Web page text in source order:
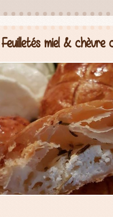
Feuilletés miel & chèvre